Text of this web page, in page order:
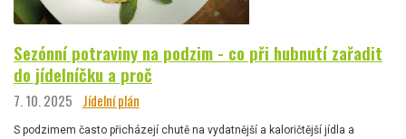
Sezónní potraviny na podzim - co při hubnutí zařadit
do jídelníčku a proč
7. 10. 2025 Jídelní plán
S podzimem často přicházejí chutě na vydatnější a kaloričtější jídla a